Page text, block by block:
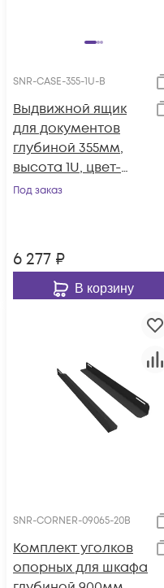
SNR-CASE-355-1U-B
Выдвижной ящик
для документов
глубиной 355мм,
высота 1U, цвет-
черный (SNR-CASE-
Под заказ
6 277 ₽
В корзину
SNR-CORNER-09065-20B
Комплект уголков
опорных для шкафа